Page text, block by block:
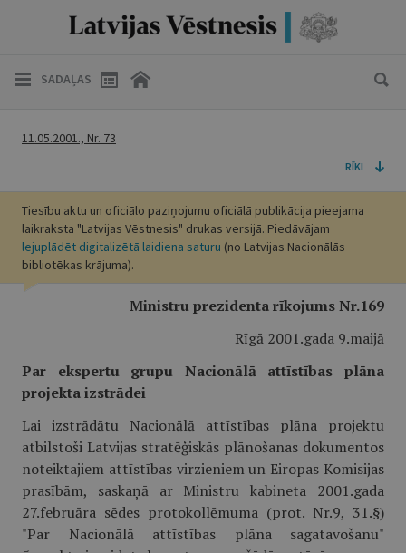
SADAĻAS
11.05.2001., Nr. 73
RĪKI
Tiesību aktu un oficiālo paziņojumu oficiālā publikācija pieejama
laikraksta "Latvijas Vēstnesis" drukas versijā. Piedāvājam
lejuplādēt digitalizētā laidiena saturu (no Latvijas Nacionālās
bibliotēkas krājuma).
Ministru prezidenta rīkojums Nr.169
Rīgā 2001.gada 9.maijā
Par ekspertu grupu Nacionālā attīstības plāna
projekta izstrādei
Lai izstrādātu Nacionālā attīstības plāna projektu
atbilstoši Latvijas stratēģiskās plānošanas dokumentos
noteiktajiem attīstības virzieniem un Eiropas Komisijas
prasībām, saskaņā ar Ministru kabineta 2001.gada
27.februāra sēdes protokollēmuma (prot. Nr.9, 31.§)
"Par Nacionālā attīstības plāna sagatavošanu"